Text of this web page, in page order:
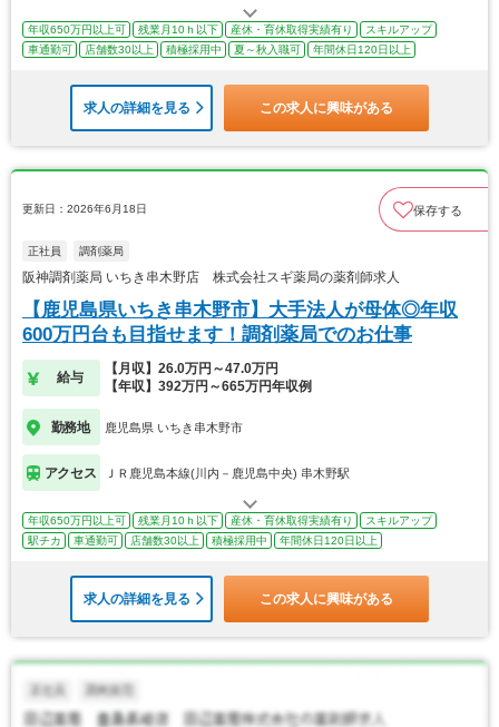
年収650万円以上可 残業月10ｈ以下 産休・育休取得実績有り
スキルアップ
車通勤可
店舗数30以上 積極採用中 夏～秋入職可 年間休日120日以上
求人の詳細を見る この求人に興味がある
更新日：2026年6月18日 保存する
正社員 調剤薬局
阪神調剤薬局 いちき串木野店 株式会社スギ薬局の薬剤師求人
【鹿児島県いちき串木野市】大手法人が母体◎年収
600万円台も目指せます！調剤薬局でのお仕事
給与
【月収】26.0万円～47.0万円
【年収】392万円～665万円年収例
勤務地 鹿児島県 いちき串木野市
アクセス ＪＲ鹿児島本線(川内－鹿児島中央) 串木野駅
年収650万円以上可 残業月10ｈ以下 産休・育休取得実績有り
スキルアップ
駅チカ
車通勤可 店舗数30以上 積極採用中 年間休日120日以上
求人の詳細を見る この求人に興味がある